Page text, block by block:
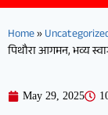
Home»
पिथौरा आगमन, भव्य
May 29, 2025